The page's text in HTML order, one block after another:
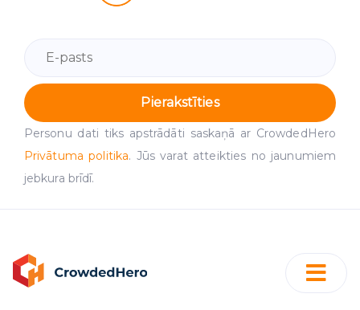
Pierakstīties
Personu dati tiks apstrādāti saskaņā ar CrowdedHero
Privātuma politika. Jūs varat atteikties no jaunumiem
jebkura brīdī.